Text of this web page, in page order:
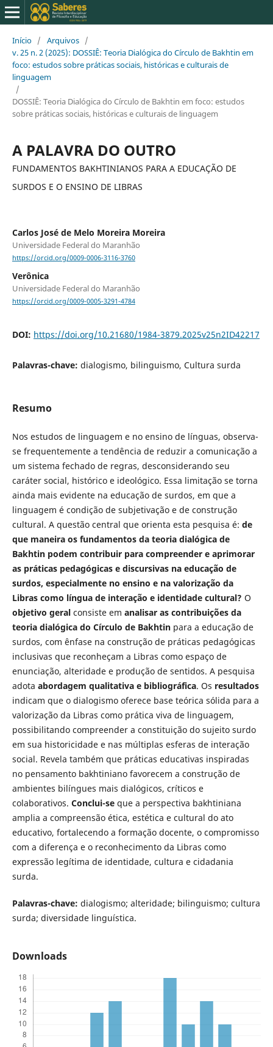
Início / Arquivos /
v. 25 n. 2 (2025): DOSSIÊ: Teoria Dialógica do Círculo de Bakhtin em
foco: estudos sobre práticas sociais, históricas e culturais de
linguagem
/
DOSSIÊ: Teoria Dialógica do Círculo de Bakhtin em foco: estudos
sobre práticas sociais, históricas e culturais de linguagem
A PALAVRA DO OUTRO
FUNDAMENTOS BAKHTINIANOS PARA A EDUCAÇÃO DE
SURDOS E O ENSINO DE LIBRAS
Carlos José de Melo Moreira Moreira
Universidade Federal do Maranhão
https://orcid.org/0009-0006-3116-3760
Verônica
Universidade Federal do Maranhão
https://orcid.org/0009-0005-3291-4784
DOI: https://doi.org/10.21680/1984-3879.2025v25n2ID42217
Palavras-chave: dialogismo, bilinguismo, Cultura surda
Resumo
Nos estudos de linguagem e no ensino de línguas, observa-
se frequentemente a tendência de reduzir a comunicação a
um sistema fechado de regras, desconsiderando seu
caráter social, histórico e ideológico. Essa limitação se torna
ainda mais evidente na educação de surdos, em que a
linguagem é condição de subjetivação e de construção
cultural. A questão central que orienta esta pesquisa é: de
que maneira os fundamentos da teoria dialógica de
Bakhtin podem contribuir para compreender e aprimorar
as práticas pedagógicas e discursivas na educação de
surdos, especialmente no ensino e na valorização da
Libras como língua de interação e identidade cultural? O
objetivo geralconsiste em analisar as contribuições da
teoria dialógica do Círculo de Bakhtinpara a educação de
surdos, com ênfase na construção de práticas pedagógicas
inclusivas que reconheçam a Libras como espaço de
enunciação, alteridade e produção de sentidos. A pesquisa
adota abordagem qualitativa e bibliográfica. Os resultados
indicam que o dialogismo oferece base teórica sólida para a
valorização da Libras como prática viva de linguagem,
possibilitando compreender a constituição do sujeito surdo
em sua historicidade e nas múltiplas esferas de interação
social. Revela também que práticas educativas inspiradas
no pensamento bakhtiniano favorecem a construção de
ambientes bilíngues mais dialógicos, críticos e
colaborativos. Conclui-seque a perspectiva bakhtiniana
amplia a compreensão ética, estética e cultural do ato
educativo, fortalecendo a formação docente, o compromisso
com a diferença e o reconhecimento da Libras como
expressão legítima de identidade, cultura e cidadania
surda.
Palavras-chave: dialogismo; alteridade; bilinguismo; cultura
surda; diversidade linguística.
Downloads